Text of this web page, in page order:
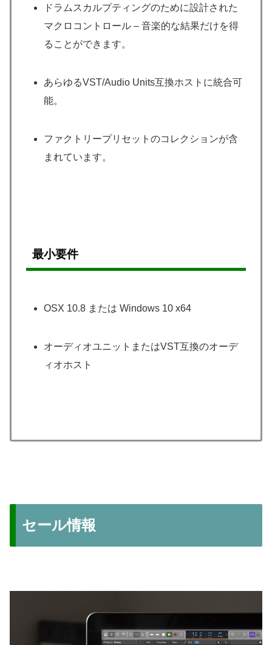
ドラムスカルプティングのために設計された
マクロコントロール – 音楽的な結果だけを得
ることができます。
あらゆるVST/Audio Units互換ホストに統合可
能。
ファクトリープリセットのコレクションが含
まれています。
最小要件
OSX 10.8 または Windows 10 x64
オーディオユニットまたはVST互換のオーデ
ィオホスト
セール情報